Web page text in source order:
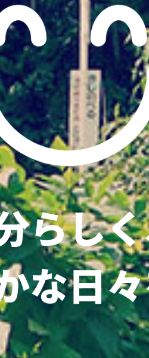
らし
な日